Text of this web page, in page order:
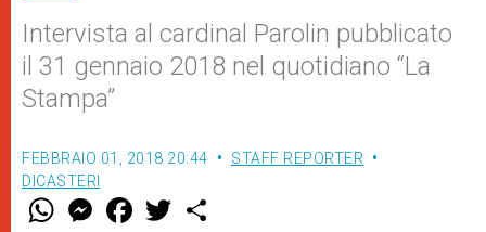
Intervista al cardinal Parolin pubblicato
il 31 gennaio 2018 nel quotidiano “La
Stampa”
FEBBRAIO 01, 2018 20:44
STAFF REPORTER
DICASTERI
W M
e
F
a w